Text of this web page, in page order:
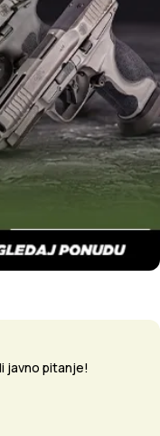
javno pitanje!